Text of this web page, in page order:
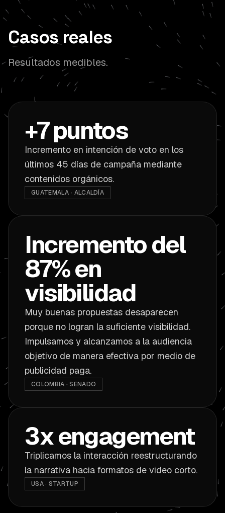
Casos reales
Resultados medibles.
+7 puntos
Incremento en intención de voto en los
últimos 45 días de campaña mediante
contenidos orgánicos.
GUATEMALA · ALCALDÍA
Incremento del
87% en
visibilidad
Muy buenas propuestas desaparecen
porque no logran la suficiente visibilidad.
Impulsamos y alcanzamos a la audiencia
objetivo de manera efectiva por medio de
publicidad paga.
COLOMBIA · SENADO
3x engagement
Triplicamos la interacción reestructurando
la narrativa hacia formatos de video corto.
USA · STARTUP